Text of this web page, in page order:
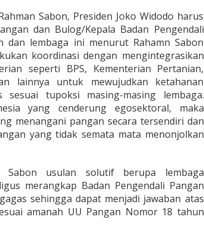
Sabon, Presiden Joko Widodo harus
dan Bulog/Kepala Badan Pengendali
dan lembaga ini menurut Rahamn Sabon
koordinasi dengan mengintegrasikan
seperti BPS, Kementerian Pertanian,
lainnya untuk mewujudkan ketahanan
sesuai tupoksi masing-masing lembaga.
yang cenderung egosektoral, maka
menangani pangan secara tersendiri dan
yang tidak semata mata menonjolkan
Sabon usulan solutif berupa lembaga
merangkap Badan Pengendali Pangan
sehingga dapat menjadi jawaban atas
amanah UU Pangan Nomor 18 tahun